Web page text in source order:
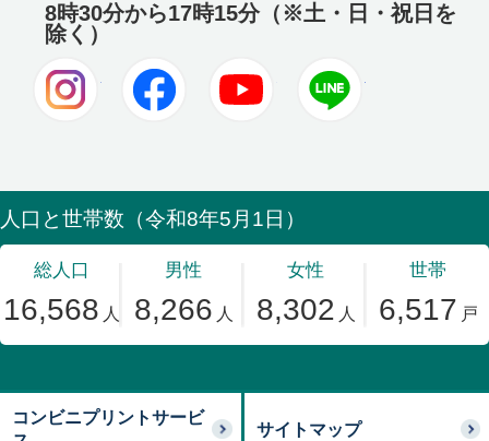
8時30分から17時15分（※土・日・祝日を
除く）
Instagram Facebook Youtube
コンビニプリントサービ
サイトマップ